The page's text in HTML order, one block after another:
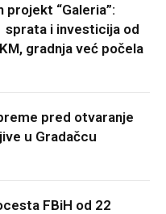
projekt “Galeria”:
sprata i investicija od
gradnja već počela
pred otvaranje
u Gradačcu
FBiH od 22